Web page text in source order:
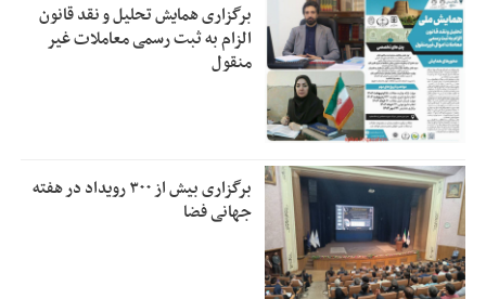
برگزاری همایش تحلیل و نقد قانون
الزام به ثبت رسمی معاملات غیر
منقول
برگزاری بیش از ۳۰۰ رویداد در هفته
جهانی فضا